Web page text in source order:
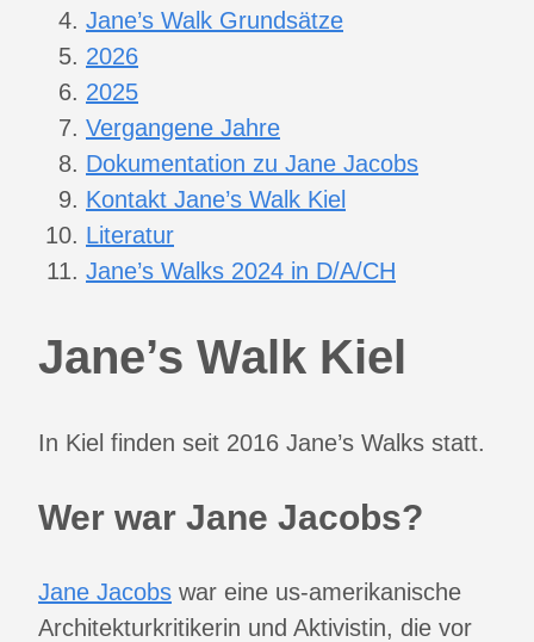
Jane’s Walk Grundsätze
2026
2025
Vergangene Jahre
Dokumentation zu Jane Jacobs
Kontakt Jane’s Walk Kiel
Literatur
Jane’s Walks 2024 in D/A/CH
Jane’s Walk Kiel
In Kiel finden seit 2016 Jane’s Walks statt.
Wer war Jane Jacobs?
Jane Jacobs war eine us-amerikanische
Architekturkritikerin und Aktivistin, die vor